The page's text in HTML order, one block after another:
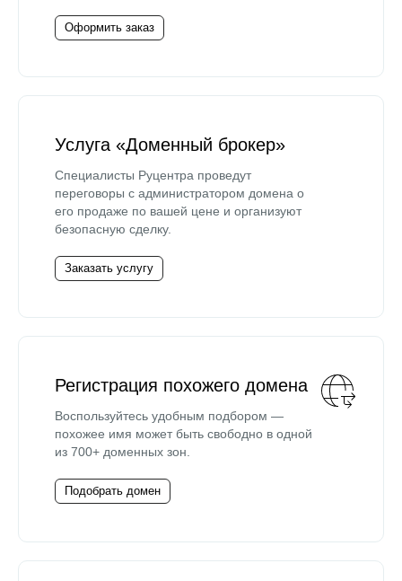
Оформить заказ
Услуга «Доменный брокер»
Специалисты Руцентра проведут
переговоры с администратором домена о
его продаже по вашей цене и организуют
безопасную сделку.
Заказать услугу
Регистрация похожего домена
Воспользуйтесь удобным подбором —
похожее имя может быть свободно в одной
из 700+ доменных зон.
Подобрать домен